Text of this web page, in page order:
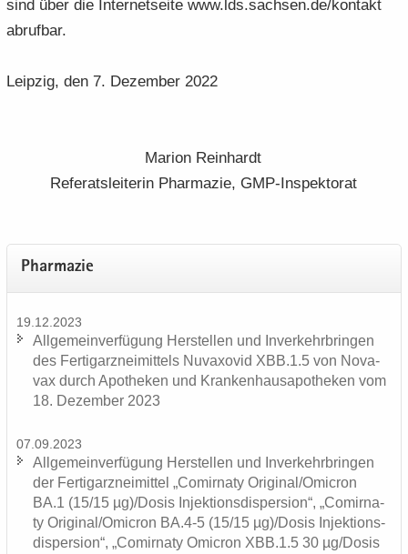
sind über die In­ter­net­sei­te www.lds.sach­sen.de/kon­takt
ab­ruf­bar.
Leip­zig, den 7. De­zem­ber 2022
Ma­ri­on Rein­hardt
Re­fe­rats­lei­te­rin Phar­ma­zie, GMP-​Inspektorat
Phar­ma­zie
19.12.2023
All­ge­mein­ver­fü­gung Her­stel­len und In­ver­kehr­brin­gen
des Fer­tig­arz­nei­mit­tels Nu­va­xo­vid XBB.1.5 von No­va­
vax durch Apo­the­ken und Kran­ken­hau­s­apo­the­ken vom
18. De­zem­ber 2023
07.09.2023
All­ge­mein­ver­fü­gung Her­stel­len und In­ver­kehr­brin­gen
der Fer­tig­arz­nei­mit­tel „Co­mirna­ty Ori­gi­nal/Omic­ron
BA.1 (15/15 µg)/Dosis In­jek­ti­ons­di­sper­si­on“, „Co­mirna­
ty Ori­gi­nal/Omic­ron BA.4-5 (15/15 µg)/Dosis In­jek­ti­ons­
di­sper­si­on“, „Co­mirna­ty Omic­ron XBB.1.5 30 µg/Dosis